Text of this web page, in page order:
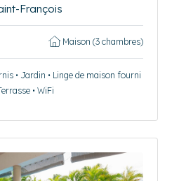
François
Maison (3 chambres)
• Jardin • Linge de maison fourni
• WiFi